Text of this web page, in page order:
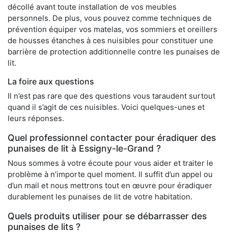
décollé avant toute installation de vos meubles
personnels. De plus, vous pouvez comme techniques de
prévention équiper vos matelas, vos sommiers et oreillers
de housses étanches à ces nuisibles pour constituer une
barrière de protection additionnelle contre les punaises de
lit.
La foire aux questions
Il n’est pas rare que des questions vous taraudent surtout
quand il s’agit de ces nuisibles. Voici quelques-unes et
leurs réponses.
Quel professionnel contacter pour éradiquer des
punaises de lit à Essigny-le-Grand ?
Nous sommes à votre écoute pour vous aider et traiter le
problème à n’importe quel moment. Il suffit d’un appel ou
d’un mail et nous mettrons tout en œuvre pour éradiquer
durablement les punaises de lit de votre habitation.
Quels produits utiliser pour se débarrasser des
punaises de lits ?